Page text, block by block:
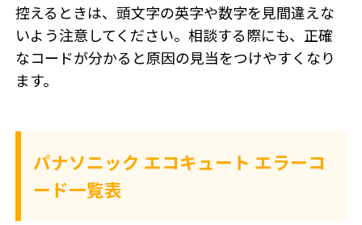
控えるときは、頭文字の英字や数字を見間違えな
いよう注意してください。相談する際にも、正確
なコードが分かると原因の見当をつけやすくなり
ます。
パナソニック エコキュート エラーコ
ード一覧表